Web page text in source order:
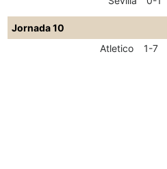
Jornada 10
Atletico
1-7